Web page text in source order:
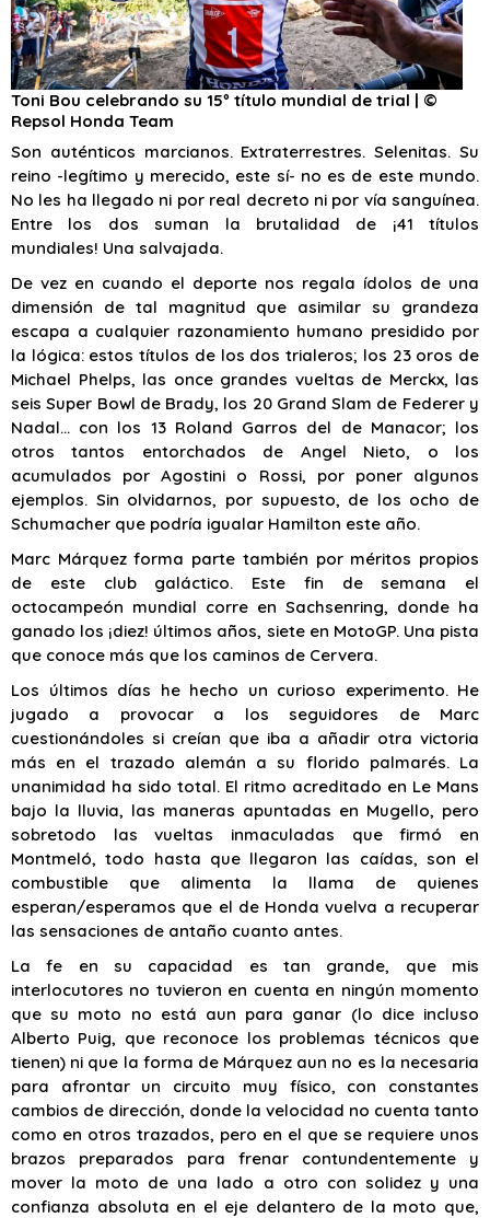
Toni Bou celebrando su 15º título mundial de trial | ©
Repsol Honda Team
Son auténticos marcianos. Extraterrestres. Selenitas. Su
reino -legítimo y merecido, este sí- no es de este mundo.
No les ha llegado ni por real decreto ni por vía sanguínea.
Entre los dos suman la brutalidad de ¡41 títulos
mundiales! Una salvajada.
De vez en cuando el deporte nos regala ídolos de una
dimensión de tal magnitud que asimilar su grandeza
escapa a cualquier razonamiento humano presidido por
la lógica: estos títulos de los dos trialeros; los 23 oros de
Michael Phelps, las once grandes vueltas de Merckx, las
seis Super Bowl de Brady, los 20 Grand Slam de Federer y
Nadal… con los 13 Roland Garros del de Manacor; los
otros tantos entorchados de Angel Nieto, o los
acumulados por Agostini o Rossi, por poner algunos
ejemplos. Sin olvidarnos, por supuesto, de los ocho de
Schumacher que podría igualar Hamilton este año.
Marc Márquez forma parte también por méritos propios
de este club galáctico. Este fin de semana el
octocampeón mundial corre en Sachsenring, donde ha
ganado los ¡diez! últimos años, siete en MotoGP. Una pista
que conoce más que los caminos de Cervera.
Los últimos días he hecho un curioso experimento. He
jugado a provocar a los seguidores de Marc
cuestionándoles si creían que iba a añadir otra victoria
más en el trazado alemán a su florido palmarés. La
unanimidad ha sido total. El ritmo acreditado en Le Mans
bajo la lluvia, las maneras apuntadas en Mugello, pero
sobretodo las vueltas inmaculadas que firmó en
Montmeló, todo hasta que llegaron las caídas, son el
combustible que alimenta la llama de quienes
esperan/esperamos que el de Honda vuelva a recuperar
las sensaciones de antaño cuanto antes.
La fe en su capacidad es tan grande, que mis
interlocutores no tuvieron en cuenta en ningún momento
que su moto no está aun para ganar (lo dice incluso
Alberto Puig, que reconoce los problemas técnicos que
tienen) ni que la forma de Márquez aun no es la necesaria
para afrontar un circuito muy físico, con constantes
cambios de dirección, donde la velocidad no cuenta tanto
como en otros trazados, pero en el que se requiere unos
brazos preparados para frenar contundentemente y
mover la moto de una lado a otro con solidez y una
confianza absoluta en el eje delantero de la moto que,